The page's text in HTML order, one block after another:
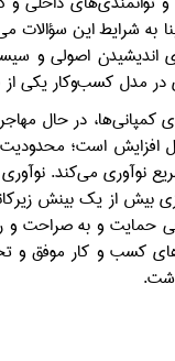
اصولی و
در مدل کسب‌وکار یکی
کمپانی‌ها، در حال
افزایش است؛
نوآوری می‌کند.
بیش از یک بینش
کافی حمایت و به
کسب‌ و کار موفق و